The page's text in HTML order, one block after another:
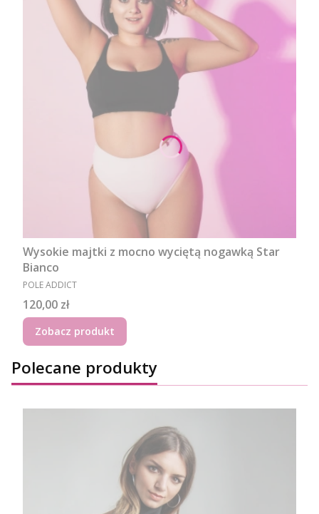
Wysokie majtki z mocno wyciętą nogawką Star
Bianco
PRODUCENT
POLE ADDICT
Cena
120,00 zł
Zobacz produkt
Polecane produkty